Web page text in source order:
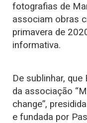
fotografias de
associam obras
primavera de
informativa.
De sublinhar,
da associação
change”,
e fundada por